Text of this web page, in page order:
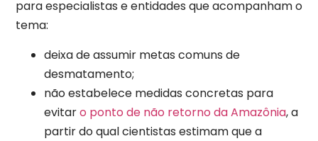
para especialistas e entidades que acompanham o
tema:
deixa de assumir metas comuns de
desmatamento;
não estabelece medidas concretas para
evitaro ponto de não retorno da Amazônia, a
partir do qual cientistas estimam que a